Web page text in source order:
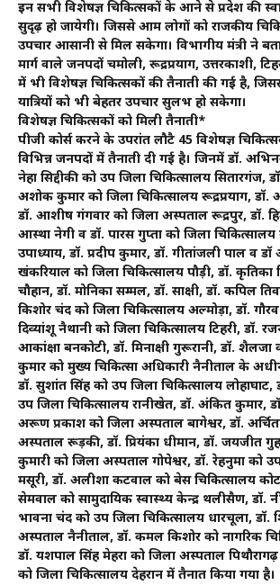
इन सभी विशेषज्ञ चिकित्सकों के आने से प्रदेश की
सुदृढ़ हो जायेगी। जिससे आम लोगों को राजकीय
उपचार आसानी से मिल सकेगा। विभागीय मंत्री ने
मार्ग वाले जनपदों चमोली, रूद्रप्रयाग, उत्तरकाशी,
में भी विशेषज्ञ चिकित्सकों की तैनाती की गई है,
यात्रियों को भी बेहतर उपचार सुलभ हो सकेगा।
विशेषज्ञ चिकित्सकों को मिली तैनाती*
पीजी कोर्स करने के उपरांत लौटै 45 विशेषज्ञ
विभिन्न जनपदों में तैनाती दी गई है। जिनमें डॉ.
नेहा सिद्दीकी को उप जिला चिकित्सालय सितारगंज,
अशोक कुमार को जिला चिकित्सालय रूद्रप्रयाग, डॉ.
डॉ. आशीष गंगवार को जिला अस्पताल रूद्रपुर, डॉ.
आस्था नेगी व डॉ. पारस गुप्ता को जिला चिकित्सालय
उपाध्याय, डॉ. प्रदीप कुमार, डॉ. गीतांजली पाल व
खंकरियाल को जिला चिकित्सालय पौड़ी, डॉ. कृतिका
चौहान, डॉ. मोनिका सम्मल, डॉ. साक्षी, डॉ. कपिल
किशोर चंद को जिला चिकित्सालय अल्मोड़ा, डॉ.
दिव्यांशू नैथानी को जिला चिकित्सालय टिहरी, डॉ.
आकांक्षा बनकोटी, डॉ. मिनाक्षी गुरूरानी, डॉ. शैलजा
कुमार को मुख्य चिकित्सा अधिकारी नैनीताल के
डॉ. सुशांत सिंह को उप जिला चिकित्सालय लोहाघाट,
उप जिला चिकित्सालय रानीखेत, डॉ. अंकित कुमार,
अरूण प्रकाश को जिला अस्पताल बागेश्वर, डॉ.
अस्पताल रूड़की, डॉ. प्रियंका धीमान, डॉ. जयजीत
कुमारी को जिला अस्पताल गोपेश्वर, डॉ. रेहनुमा को
मसूरी, डॉ. अलीशा कटवाल को बेस चिकित्सालय
सेमवाल को सामुदायिक स्वास्थ्य केन्द्र थलीसैण, डॉ.
भावना चंद को उप जिला चिकित्सालय धारचूला, डॉ.
अस्पताल नैनीताल, डॉ. कमल किशोर को नागरिक
डॉ. यशपाल सिंह मेहरा को जिला अस्पताल
को जिला चिकित्सालय देहरादून में तैनात किया गया है।